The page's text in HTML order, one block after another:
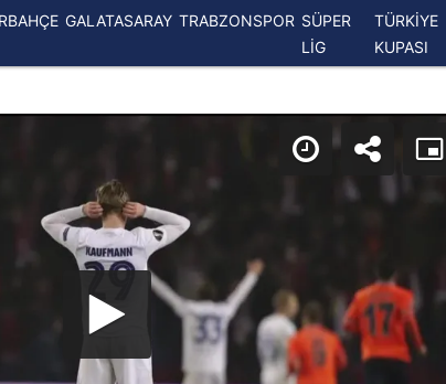
GALATASARAY TRABZONSPOR SÜPER
LİG
TÜRKİYE
KUPASI